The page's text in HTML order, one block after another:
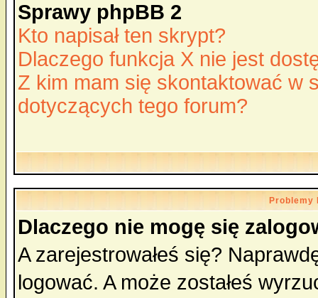
Sprawy phpBB 2
Kto napisał ten skrypt?
Dlaczego funkcja X nie jest
Z kim mam się skontaktować w
dotyczących tego forum?
Problemy
Dlaczego nie mogę się
A zarejestrowałeś się?
logować. A może zostałeś